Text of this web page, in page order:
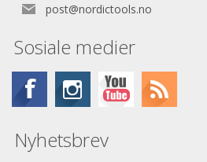
post@nordictools.no
Sosiale medier
Nyhetsbrev